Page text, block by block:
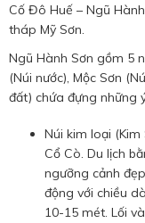
Cố Đô Huế – Ngũ
tháp Mỹ Sơn.
Ngũ Hành Sơn gồm 5
(Núi nước), Mộc Sơn
đất) chứa đựng những
Núi kim loại
Cổ Cò. Du lịch
ngưỡng cảnh
động với chiều
10-15 mét. Lối